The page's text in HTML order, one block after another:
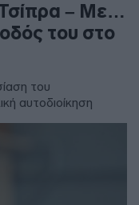
Τσίπρα – Με…
του στο
του
αυτοδιοίκηση